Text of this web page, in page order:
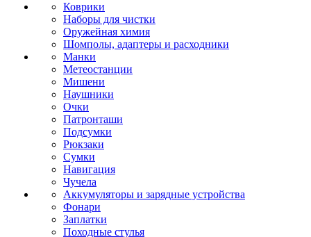
Коврики
Наборы для чистки
Оружейная химия
Шомполы, адаптеры и расходники
Манки
Метеостанции
Мишени
Наушники
Очки
Патронташи
Подсумки
Рюкзаки
Сумки
Навигация
Чучела
Аккумуляторы и зарядные устройства
Фонари
Заплатки
Походные стулья